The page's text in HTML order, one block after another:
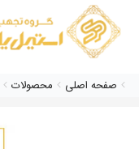
صفحه اصلی
محصولات